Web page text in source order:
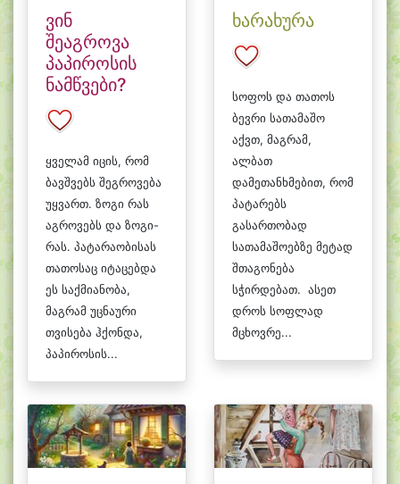
ვინ
შეაგროვა
პაპიროსის
ნამწვები?
ყველამ იცის, რომ
ბავშვებს შეგროვება
უყვართ. ზოგი რას
აგროვებს და ზოგი-
რას. პატარაობისას
თათოსაც იტაცებდა
ეს საქმიანობა,
მაგრამ უცნაური
თვისება ჰქონდა,
პაპიროსის...
ხარახურა
სოფოს და თათოს
ბევრი სათამაშო
აქვთ, მაგრამ,
ალბათ
დამეთანხმებით, რომ
პატარებს
გასართობად
სათამაშოებზე მეტად
შთაგონება
სჭირდებათ. ასეთ
დროს სოფლად
მცხოვრე...